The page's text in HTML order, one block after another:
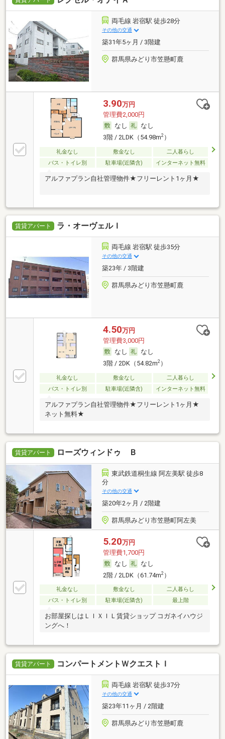
両毛線 岩宿駅 徒歩28分
その他の交通
築31年5ヶ月 / 3階建
群馬県みどり市笠懸町鹿
3.90万円
管理費2,000円
なし
なし
3階 / 2LDK（54.98m2）
礼金なし 敷金なし
二人暮らし
バス・トイレ別
駐車場(近隣含) インターネット無料
アルファプラン自社管理物件★フリーレント1ヶ月★
賃貸アパート ラ・オーヴェルＩ
両毛線 岩宿駅 徒歩35分
その他の交通
築23年 / 3階建
群馬県みどり市笠懸町鹿
4.50万円
管理費3,000円
なし
なし
3階 / 2DK（54.82m2）
礼金なし 敷金なし
二人暮らし
バス・トイレ別
駐車場(近隣含) インターネット無料
アルファプラン自社管理物件★フリーレント1ヶ月★
ネット無料★
賃貸アパート ローズウィンドゥ Ｂ
東武鉄道桐生線 阿左美駅 徒歩8
分
その他の交通
築20年2ヶ月 / 2階建
群馬県みどり市笠懸町阿左美
5.20万円
管理費1,700円
なし
なし
2階 / 2LDK（61.74m2）
礼金なし 敷金なし
二人暮らし
バス・トイレ別
駐車場(近隣含) 最上階
お部屋探しはＬＩＸＩＬ賃貸ショップ コガネイハウジ
ングへ！
賃貸アパート コンパートメントＷクエストＩ
両毛線 岩宿駅 徒歩37分
その他の交通
築23年11ヶ月 / 2階建
群馬県みどり市笠懸町鹿